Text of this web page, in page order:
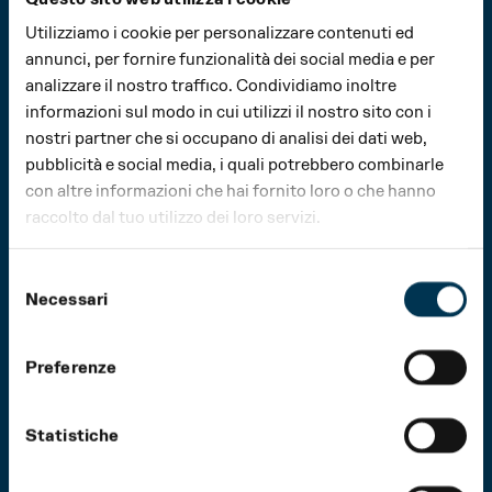
Utilizziamo i cookie per personalizzare contenuti ed
annunci, per fornire funzionalità dei social media e per
analizzare il nostro traffico. Condividiamo inoltre
informazioni sul modo in cui utilizzi il nostro sito con i
nostri partner che si occupano di analisi dei dati web,
pubblicità e social media, i quali potrebbero combinarle
con altre informazioni che hai fornito loro o che hanno
raccolto dal tuo utilizzo dei loro servizi.
delNecessari
Preferenze
Statistiche
IMPOSTA NETTA: € 5.980
IL TUO 5×1000: € 29,90
REDDITO LORDO: € 50.000
IMPOSTA NETTA: € 14.140
IL TUO 5×1000: € 70,70
realizzazione dei materiali informativi per i
visitatori e al supporto delle attività di